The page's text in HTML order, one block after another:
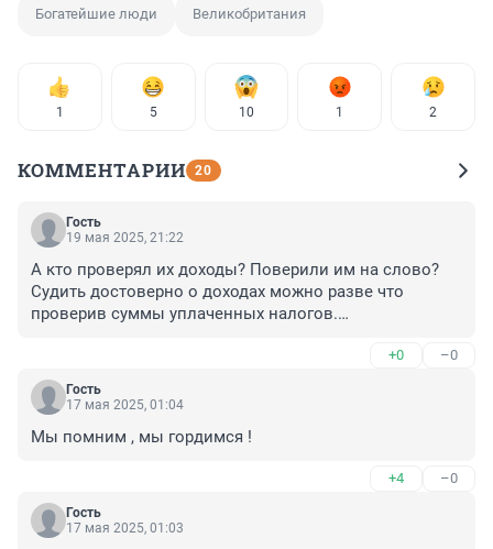
Богатейшие люди Великобритания
1 5 10 1 2
КОММЕНТАРИИ 20
Гость
19 мая 2025, 21:22
А кто проверял их доходы? Поверили им на слово?
Судить достоверно о доходах можно разве что
проверив суммы уплаченных налогов.
+0 –0
Гость
17 мая 2025, 01:04
Мы помним , мы гордимся !
+4 –0
Гость
17 мая 2025, 01:03